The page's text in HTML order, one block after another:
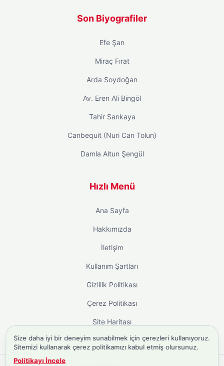
Son Biyografiler
Efe Şan
Miraç Fırat
Arda Soydoğan
Av. Eren Ali Bingöl
Tahir Sarıkaya
Canbequit (Nuri Can Tolun)
Damla Altun Şengül
Hızlı Menü
Ana Sayfa
Hakkımızda
İletişim
Kullanım Şartları
Gizlilik Politikası
Çerez Politikası
Site Haritası
Size daha iyi bir deneyim sunabilmek için çerezleri kullanıyoruz.
Sitemizi kullanarak çerez politikamızı kabul etmiş olursunuz.
Politikayı İncele